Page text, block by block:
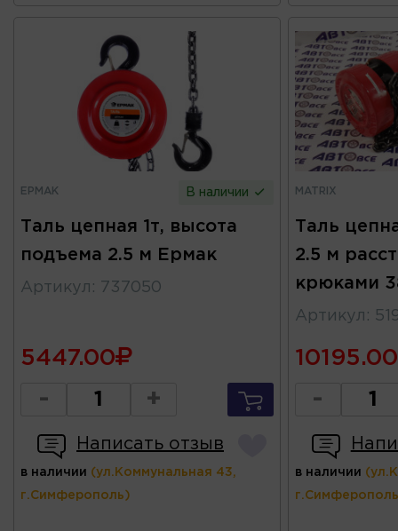
ЕРМАК В наличии
Таль цепная 1т, высота
подъема 2.5 м Ермак
Артикул : 737050
5447.00
- +
Написать отзыв
в наличии (ул.Коммунальная 43,
г.Симферополь)
MATRIX
Таль
2.5 м
крюками
Артикул :
10195.00
-
в наличии